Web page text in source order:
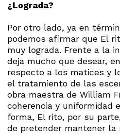
¿Lograda?
Por otro lado, ya en
podemos afirmar que El
muy lograda. Frente a la
deja mucho que desear,
respecto a los matices y
el tratamiento de las
obra maestra de William
coherencia y uniformidad
forma, El rito, por su
de pretender mantener la